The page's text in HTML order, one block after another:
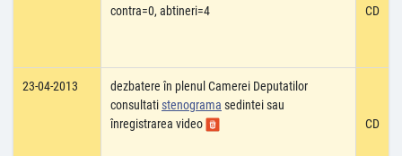
contra=0, abtineri=4
CD
23-04-2013
dezbatere în plenul Camerei Deputatilor
consultatistenograma sedintei sau
înregistrarea video
CD